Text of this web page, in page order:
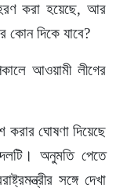
করা হয়েছে, আর
কোন দিকে যাবে?
আওয়ামী লীগের
করার ঘোষণা দিয়েছে
অনুমতি পেতে
সঙ্গে দেখা